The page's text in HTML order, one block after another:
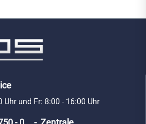
Uhr und Fr: 8:00 - 16:00 Uhr